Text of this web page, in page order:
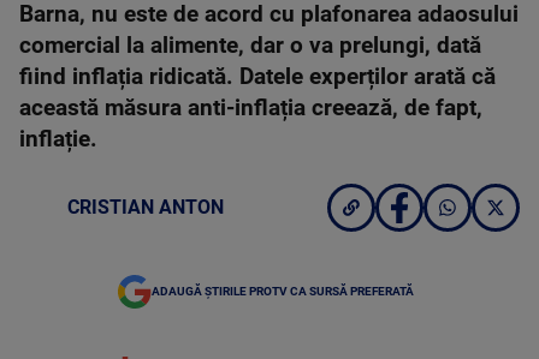
Barna, nu este de acord cu plafonarea adaosului
comercial la alimente, dar o va prelungi, dată
fiind inflația ridicată. Datele experților arată că
această măsura anti-inflația creează, de fapt,
inflație.
CRISTIAN ANTON
ADAUGĂ ȘTIRILE PROTV CA SURSĂ PREFERATĂ